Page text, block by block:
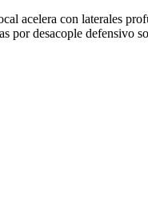
acelera con laterales
por desacople defensivo